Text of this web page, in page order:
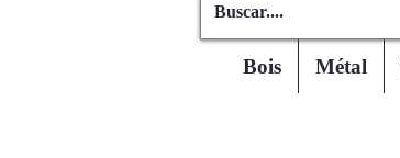
Bois Métal